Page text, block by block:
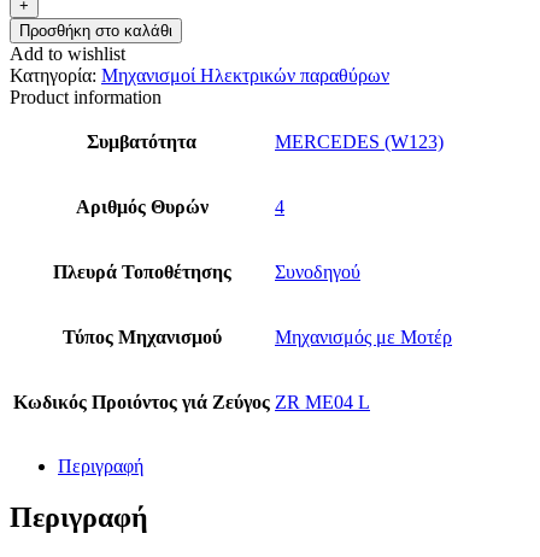
+
Προσθήκη στο καλάθι
Add to wishlist
Κατηγορία: Μηχανισμοί Ηλεκτρικών παραθύρων
Product information
Συμβατότητα MERCEDES (W123)
Αριθμός Θυρών 4
Πλευρά Τοποθέτησης Συνοδηγού
Τύπος Μηχανισμού Μηχανισμός με Μοτέρ
Κωδικός Προιόντος γιά Ζεύγος ZR ME04 L
Περιγραφή
Περιγραφή